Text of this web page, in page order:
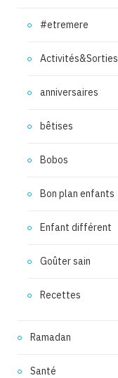
#etremere
Activités&Sorties
anniversaires
bêtises
Bobos
Bon plan enfants
Enfant différent
Goûter sain
Recettes
Ramadan
Santé